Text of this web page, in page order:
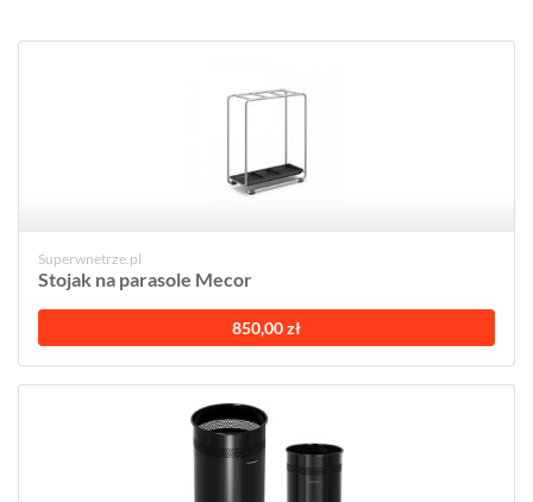
Superwnetrze.pl
Stojak na parasole Mecor
850,00 zł